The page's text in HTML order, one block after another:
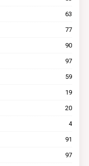
63
77
90
97
59
19
20
4
91
97